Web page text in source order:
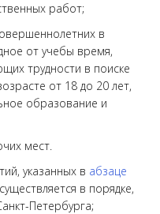
работ;
в
от учебы время,
трудности в поиске
от 18 до 20 лет,
образование и
мест.
указанных в абзаце
в порядке,
Петербурга;